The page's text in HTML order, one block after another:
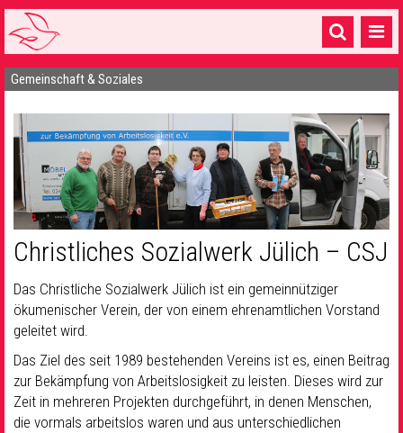
Startseite
1 Pfarrei
16 Gemeinden & mehr
Gottesdienste & Sinnsuche
Sakramente & Feste
Gemeinschaft & Soziales
Musik& Kultur
Seelsorge & Kontakt
Gemeinschaft & Soziales
Christliches Sozialwerk Jülich – CSJ
Das Christliche Sozialwerk Jülich ist ein gemeinnütziger
ökumenischer Verein, der von einem ehrenamtlichen Vorstand
geleitet wird.
Das Ziel des seit 1989 bestehenden Vereins ist es, einen Beitrag
zur Bekämpfung von Arbeitslosigkeit zu leisten. Dieses wird zur
Zeit in mehreren Projekten durchgeführt, in denen Menschen,
die vormals arbeitslos waren und aus unterschiedlichen